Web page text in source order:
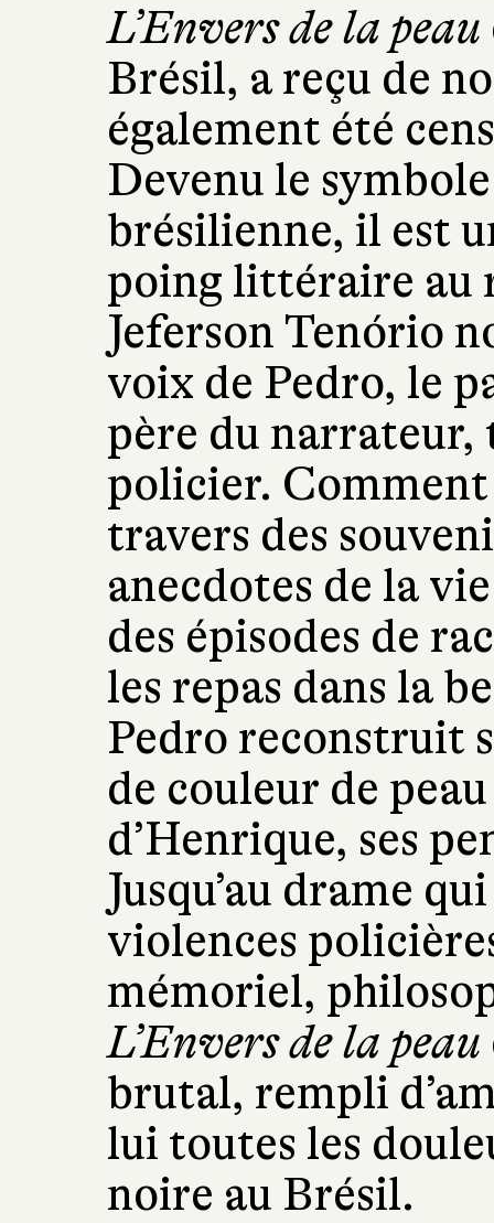
L’Envers de la peau
Brésil, a reçu de
également été
Devenu le
brésilienne, il est
poing littéraire au
Jeferson Tenório
voix de Pedro, le
père du narrateur,
policier.
travers des
anecdotes de la
des épisodes de
les repas dans la
Pedro reconstruit
de couleur de
d’Henrique, ses
Jusqu’au drame
violences
mémoriel,
L’Envers de la peau
brutal, rempli
lui toutes les
noire au Brésil.